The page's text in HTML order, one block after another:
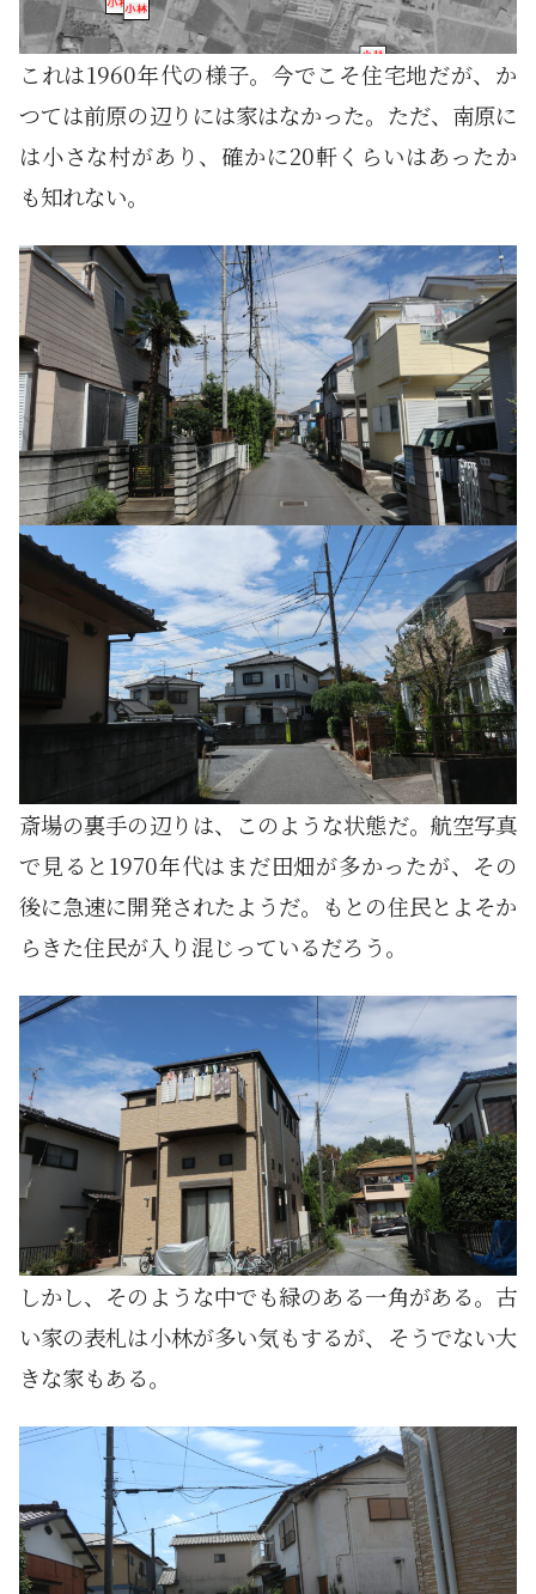
これは1960年代の様子。今でこそ住宅地だが、か
つては前原の辺りには家はなかった。ただ、南原に
は小さな村があり、確かに20軒くらいはあったか
も知れない。
斎場の裏手の辺りは、このような状態だ。航空写真
で見ると1970年代はまだ田畑が多かったが、その
後に急速に開発されたようだ。もとの住民とよそか
らきた住民が入り混じっているだろう。
しかし、そのような中でも緑のある一角がある。古
い家の表札は小林が多い気もするが、そうでない大
きな家もある。